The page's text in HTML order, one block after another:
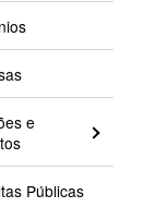
e
Públicas